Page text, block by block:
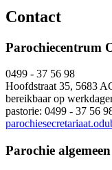
Contact
Parochiecentrum
0499 - 37 56 98
Hoofdstraat 35, 5683
bereikbaar op
pastorie: 0499 - 37 56
Parochie algemeen